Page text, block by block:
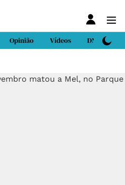
Opinião Vídeos DN Sport